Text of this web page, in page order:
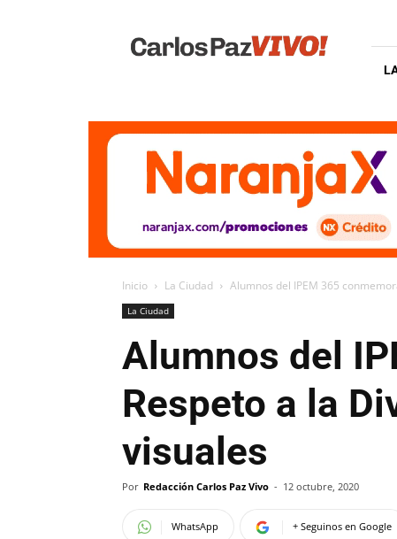
Vivo
Inicio La Ciudad Alumnos del IPEM 365
La Ciudad
Alumnos del
Respeto a la
visuales
Por Redacción Carlos Paz Vivo - 12 octubre, 2020
WhatsApp + Seguinos en Google